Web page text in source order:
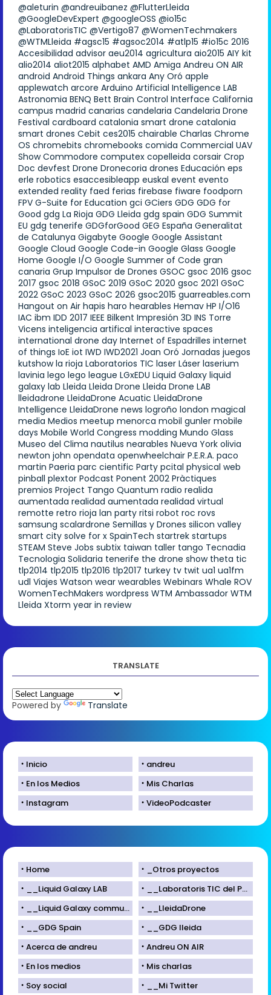
@aleturin @andreuibanez @FlutterLleida
@GoogleDevExpert @googleOSS @io15c
@LaboratorisTIC @Vertigo87 @WomenTechmakers
@WTMLleida #agsc15 #agsoc2014 #atlp15 #io15c 2016
Accesibilidad advisor aeu2014 agricultura aio2015 AIY kit
alio2014 aliot2015 alphabet AMD Amiga Andreu ON AIR
android Android Things ankara Any Oró apple
applewatch arcore Arduino Artificial Intelligence LAB
Astronomia BENQ Bett Brain Control Interface California
campus madrid canarias candelaria Candelaria Drone
Festival cardboard catalonia smart drone catalonia
smart drones Cebit ces2015 chairable Charlas Chrome
OS chromebits chromebooks comida Commercial UAV
Show Commodore computex copelleida corsair Crop
Doc devfest Drone Dronecoria drones Educación eps
erle robotics esaccesibleapp euskal event evento
extended reality faed ferias firebase fiware foodporn
FPV G-Suite for Education gci GCiers GDG GDG for
Good gdg La Rioja GDG Lleida gdg spain GDG Summit
EU gdg tenerife GDGforGood GEG España Generalitat
de Catalunya Gigabyte Google Google Assistant
Google Cloud Google Code-in Google Glass Google
Home Google I/O Google Summer of Code gran
canaria Grup Impulsor de Drones GSOC gsoc 2016 gsoc
2017 gsoc 2018 GSoC 2019 GSoC 2020 gsoc 2021 GSoC
2022 GSoC 2023 GSoC 2026 gsoc2015 guarreables.com
Hangout on Air hapis haro hearables Hemav HP I/O16
IAC ibm IDD 2017 IEEE Bilkent Impresión 3D INS Torre
Vicens inteligencia artifical interactive spaces
international drone day Internet of Espadrilles internet
of things IoE iot IWD IWD2021 Joan Oró Jornadas juegos
kutshow la rioja Laboratorios TIC laser Láser laserium
lavinia lego lego league LGxEDU Liquid Galaxy liquid
galaxy lab Lleida Lleida Drone Lleida Drone LAB
lleidadrone LleidaDrone Acuatic LleidaDrone
Intelligence LleidaDrone news logroño london magical
media Medios meetup menorca mobil gunler mobile
days Mobile World Congress modding Mundo Glass
Museo del Clima nautilus nearables Nueva York olivia
newton john opendata openwheelchair P.E.R.A. paco
martin Paeria parc cientific Party pcital physical web
pinball plextor Podcast Ponent 2002 Pràctiques
premios Project Tango Quantum radio realida
aumentada realidad aumentada realidad virtual
remotte retro rioja lan party ritsi robot roc rovs
samsung scalardrone Semillas y Drones silicon valley
smart city solve for x SpainTech startrek startups
STEAM Steve Jobs subtix taiwan taller tango Tecnadia
Tecnologia Solidaria tenerife the drone show theta tic
tlp2014 tlp2015 tlp2016 tlp2017 turkey tv twit ua1 ua1fm
udl Viajes Watson wear wearables Webinars Whale ROV
WomenTechMakers wordpress WTM Ambassador WTM
Lleida Xtorm year in review
TRANSLATE
Powered by Translate
Inicio
andreu
En los Medios
Mis Charlas
Instagram
VideoPodcaster
Home
_Otros proyectos
__Liquid Galaxy LAB
__Laboratoris TIC del Parc Científic de Lleida
__Liquid Galaxy community
__LleidaDrone
__GDG Spain
__GDG lleida
Acerca de andreu
Andreu ON AIR
En los medios
Mis charlas
Soy social
__Mi Twitter